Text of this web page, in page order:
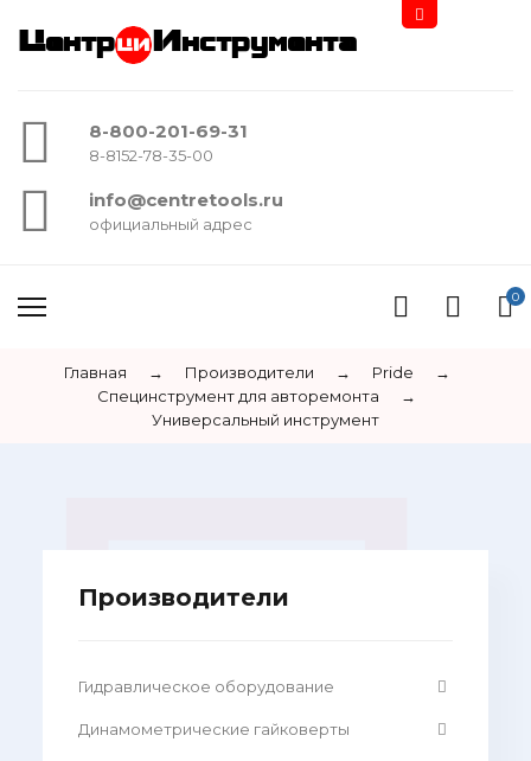
Центр Инструмента
8-800-201-69-31
8-8152-78-35-00
info@centretools.ru
официальный адрес
0
Главная → Производители → Pride
→
Специнструмент для авторемонта
→
Универсальный инструмент
Производители
Гидравлическое оборудование
Динамометрические гайковерты